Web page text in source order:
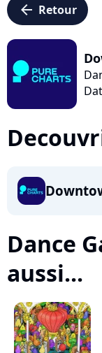
arrow_left Retour
Dance
aussi...